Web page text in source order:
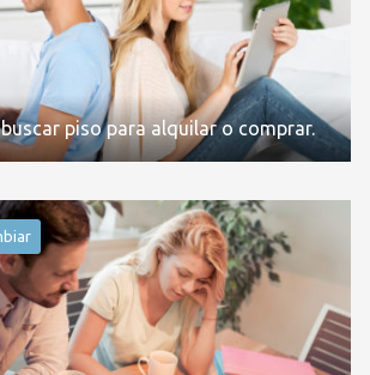
piso para alquilar o comprar.